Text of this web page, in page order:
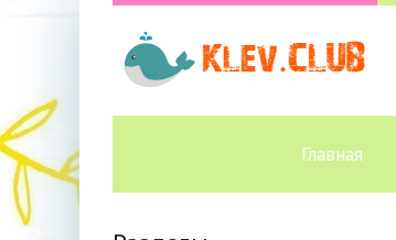
Главная